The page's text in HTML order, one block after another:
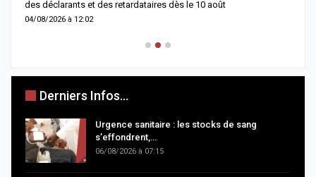
des déclarants et des retardataires dès le 10 août
04/08/2026 à 12:02
Derniers Infos...
Urgence sanitaire : les stocks de sang
s’effondrent,…
06/08/2026 à 07:15